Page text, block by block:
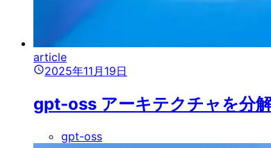
article
2025年11月19日
gpt-oss アーキテクチャを分
gpt-oss